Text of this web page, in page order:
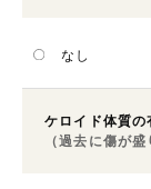
なし
ケロイド体質の
（過去に傷が